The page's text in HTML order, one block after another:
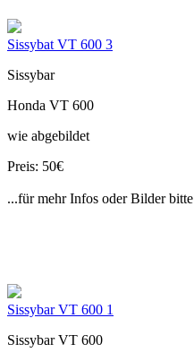
Sissybat VT 600 3
Sissybar
Honda VT 600
wie abgebildet
Preis: 50€
...für mehr Infos oder Bilder bitte
Sissybar VT 600 1
Sissybar VT 600